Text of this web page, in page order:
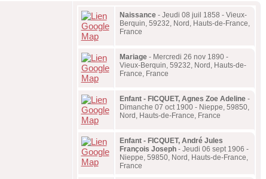
Naissance - Jeudi 08 juil 1858 - Vieux-
Berquin, 59232, Nord, Hauts-de-France,
France
Mariage - Mercredi 26 nov 1890 -
Vieux-Berquin, 59232, Nord, Hauts-de-
France, France
Enfant - FICQUET, Agnes Zoe Adeline -
Dimanche 07 oct 1900 - Nieppe, 59850,
Nord, Hauts-de-France, France
Enfant - FICQUET, André Jules
François Joseph - Jeudi 06 sept 1906 -
Nieppe, 59850, Nord, Hauts-de-France,
France